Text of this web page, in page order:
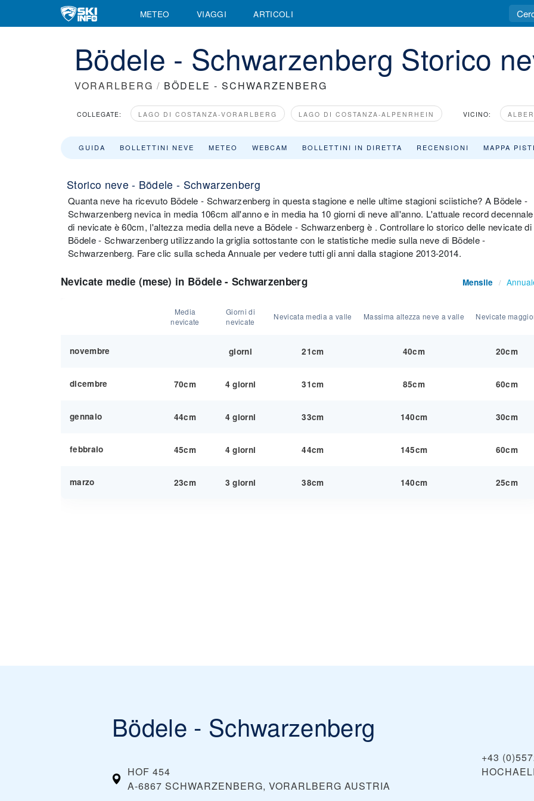
METEO VIAGGI ARTICOLI
Bödele - Schwarzenberg Storico
VORARLBERG / BÖDELE - SCHWARZENBERG
COLLEGATE: LAGO DI COSTANZA-VORARLBERG LAGO DI COSTANZA-ALPENRHEIN VICINO:
GUIDA BOLLETTINI NEVE METEO WEBCAM BOLLETTINI IN DIRETTA RECENSIONI MAPPA
Storico neve - Bödele - Schwarzenberg
Quanta neve ha ricevuto Bödele - Schwarzenberg in questa stagione e nelle ultime stagioni sciistiche? A Bödele -
Schwarzenberg nevica in media 106cm all'anno e in media ha 10 giorni di neve all'anno. L'attuale record decennale
di nevicate è 60cm, l'altezza media della neve a Bödele - Schwarzenberg è . Controllare lo storico delle nevicate di
Bödele - Schwarzenberg utilizzando la griglia sottostante con le statistiche medie sulla neve di Bödele -
Schwarzenberg. Fare clic sulla scheda Annuale per vedere tutti gli anni dalla stagione 2013-2014.
Nevicate medie (mese) in Bödele - Schwarzenberg Mensile /
Media
nevicate
Giorni di
nevicate
Nevicata media a valle Massima altezza neve a valle Nevicate
novembre giorni 21cm 40cm 20cm
dicembre 70cm 4 giorni 31cm 85cm 60cm
gennaio 44cm 4 giorni 33cm 140cm 30cm
febbraio 45cm 4 giorni 44cm 145cm 60cm
marzo 23cm 3 giorni 38cm 140cm 25cm
Bödele - Schwarzenberg
HOF 454
A-6867 SCHWARZENBERG, VORARLBERG AUSTRIA
+43